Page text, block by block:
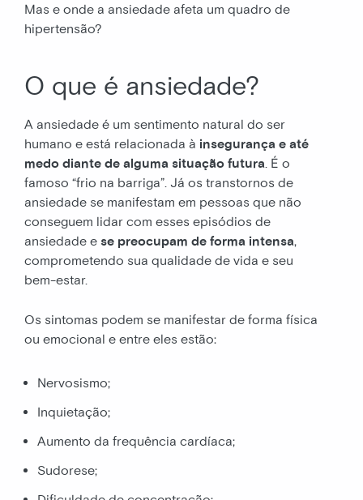
Mas e onde a ansiedade afeta um quadro de
hipertensão?
O que é ansiedade?
A ansiedade é um sentimento natural do ser
humano e está relacionada à insegurança e até
medo diante de alguma situação futura. É o
famoso “frio na barriga”. Já os transtornos de
ansiedade se manifestam em pessoas que não
conseguem lidar com esses episódios de
ansiedade e se preocupam de forma intensa,
comprometendo sua qualidade de vida e seu
bem-estar.
Os sintomas podem se manifestar de forma física
ou emocional e entre eles estão:
Nervosismo;
Inquietação;
Aumento da frequência cardíaca;
Sudorese;